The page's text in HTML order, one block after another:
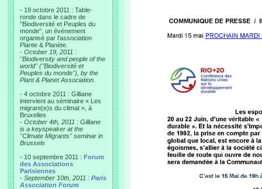
- 19 octobre 2011 : Table-
ronde dans le cadre de
"Biodiversité et Peuples du
monde", un événement
organisé par l'association
Plante & Planète.
- October 19, 2011 :
"Biodiversity and people of the
world" ("Biodiversité et
Peuples du monde"), by the
Plant & Planet Association.
- 4 octobre 2011 : Gilliane
intervient au séminaire « Les
migrant(e)s du climat », à
Bruxelles
- October 4th, 2011 : Gilliane
is a keyspeaker at the
"Climate Migrants" seminar in
Brussels
- 10 septembre 2011 : Forum
des Associations
Parisiennes
- September 10th, 2011 : Paris
Association Forum